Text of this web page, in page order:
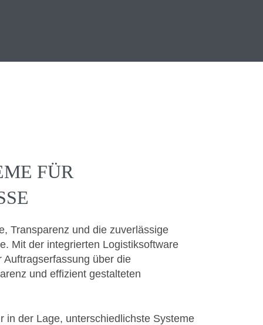
FÜR
Transparenz und die zuverlässige
Mit der integrierten Logistiksoftware
über die
und effizient gestalteten
in der Lage, unterschiedlichste Systeme